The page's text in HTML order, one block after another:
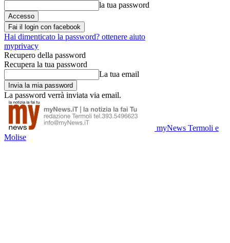
la tua password
Fai il login con facebook
Hai dimenticato la password? ottenere aiuto
myprivacy
Recupero della password
Recupera la tua password
La tua email
La password verrà inviata via email.
myNews Termoli e
Molise